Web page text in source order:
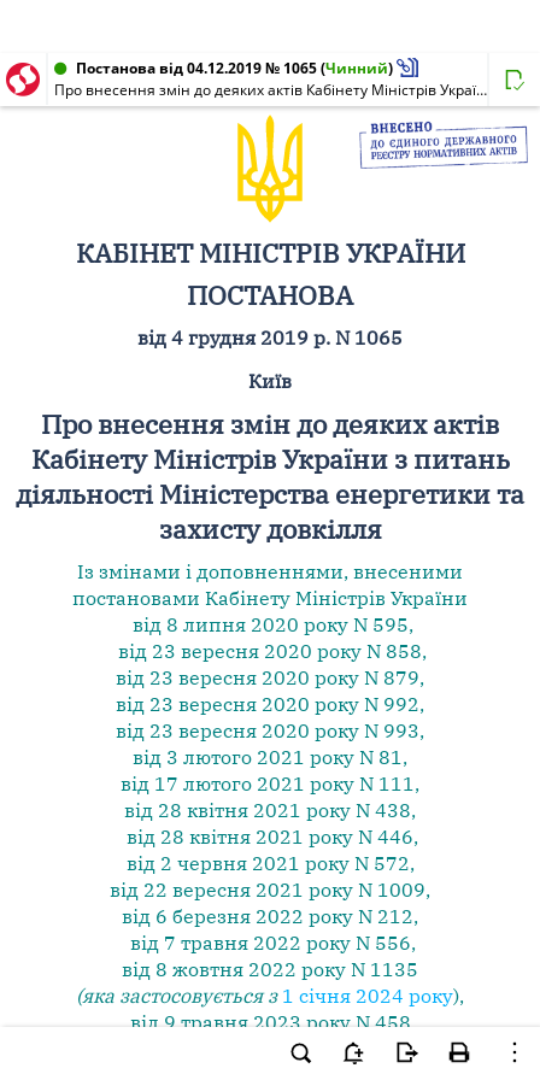
Постанова від 04.12.2019 № 1065(Чинний)
Про внесення змін до деяких актів Кабінету Міністрів України з питань діяльності Міністерства енергетики та захисту довкілля